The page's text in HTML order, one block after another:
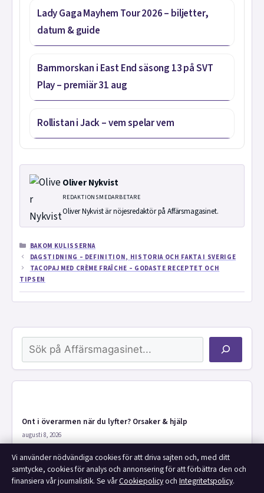
Lady Gaga Mayhem Tour 2026 – biljetter,
datum & guide
Barnmorskan i East End säsong 13 på SVT
Play – premiär 31 aug
Rollistan i Jack – vem spelar vem
Oliver Nykvist
REDAKTIONSMEDARBETARE
Oliver Nykvist är nöjesredaktör på Affärsmagasinet.
KATEGORIER
BAKOM KULISSERNA
DAGSTIDNING – DEFINITION, HISTORIA OCH FAKTA I SVERIGE
TACOPAJ MED CRÈME FRAÎCHE – GODASTE RECEPTET OCH
TIPSEN
Sök
Ont i överarmen när du lyfter? Orsaker & hjälp
augusti 8, 2026
AIK mot Malmö FF 2026 – TV, tid och biljetter
Vi använder nödvändiga cookies för att driva sajten och, med ditt
samtycke, cookies för analys och annonsering för att förbättra den och
finansiera vår journalistik. Se vårCookiepolicyoch Integritetspolicy.